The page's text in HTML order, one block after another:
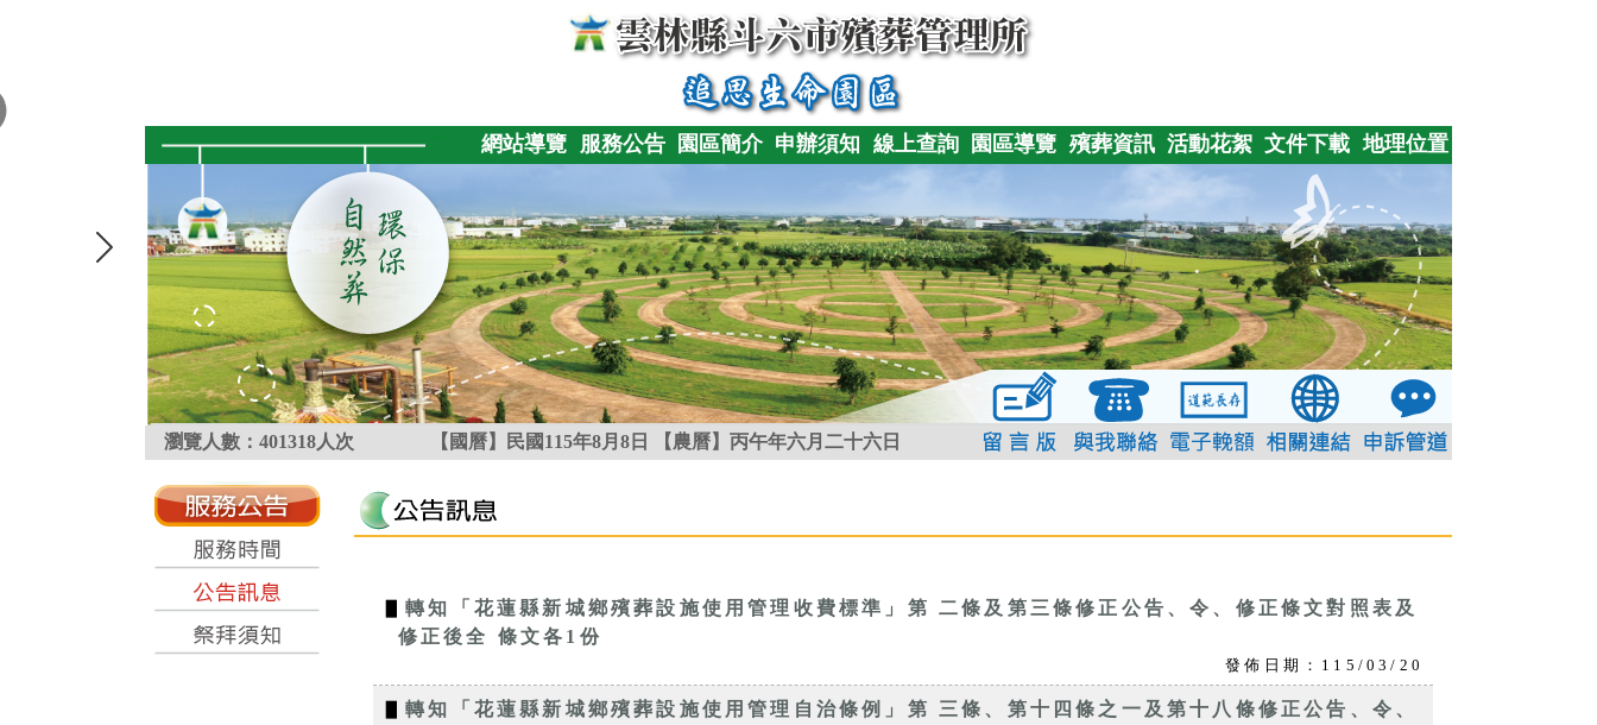
網站導覽 服務公告 園區簡介 申辦須知 線上查詢 園區導覽 殯葬資訊 活動花絮 文件下載 地理位置
瀏覽人數： 401318人次 【國曆】民國115年8月8日 【農曆】丙午年六月二十六日
▋轉知「花蓮縣新城鄉殯葬設施使用管理收費標準」第 二條及第三條修正公告、令、修正條文對照表及
修正後全 條文各1份
發佈日期：115/03/20
▋轉知「花蓮縣新城鄉殯葬設施使用管理自治條例」第 三條、第十四條之一及第十八條修正公告、令、